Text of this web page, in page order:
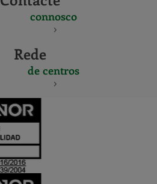
connosco
Rede
de centros